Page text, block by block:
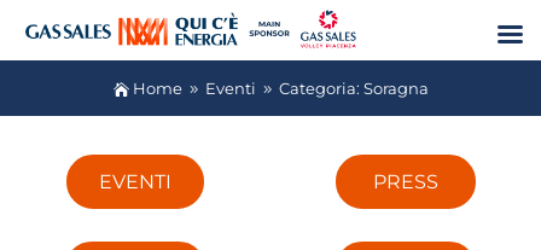
 Home 9 Eventi 9 Categoria: Soragna
EVENTI PRESS